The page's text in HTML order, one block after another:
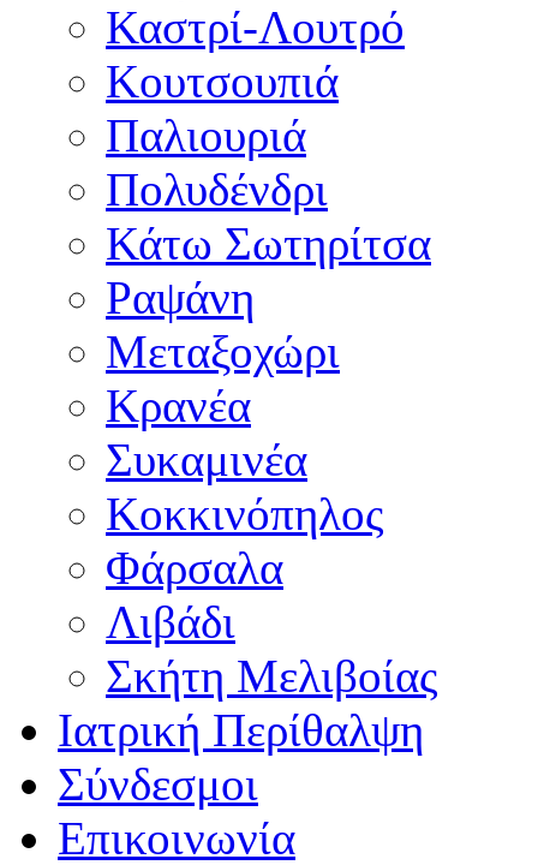
Καστρί-Λουτρό
Κουτσουπιά
Παλιουριά
Πολυδένδρι
Κάτω Σωτηρίτσα
Ραψάνη
Μεταξοχώρι
Κρανέα
Συκαμινέα
Κοκκινόπηλος
Φάρσαλα
Λιβάδι
Σκήτη Μελιβοίας
Ιατρική Περίθαλψη
Σύνδεσμοι
Επικοινωνία